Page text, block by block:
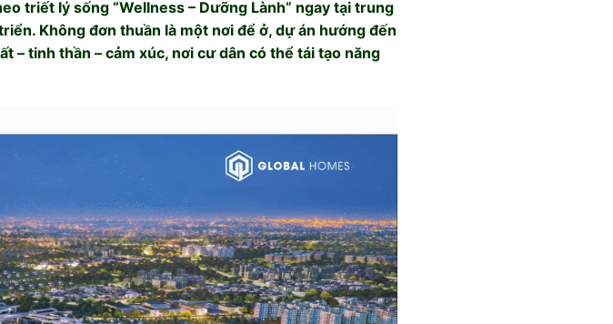
triết lý sống “Wellness – Dưỡng Lành” ngay tại trung
Không đơn thuần là một nơi để ở, dự án hướng đến
– tinh thần – cảm xúc, nơi cư dân có thể tái tạo năng